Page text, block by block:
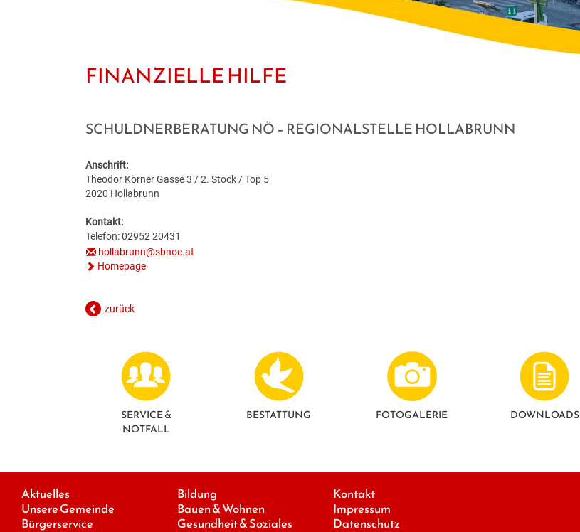
FINANZIELLE HILFE
SCHULDNERBERATUNG NÖ – REGIONALSTELLE HOLLABRUNN
Anschrift:
Theodor Körner Gasse 3 / 2. Stock / Top 5
2020 Hollabrunn
Kontakt:
Telefon: 02952 20431
hollabrunn@sbnoe.at
Homepage
zurück
SERVICE &
NOTFALL
BESTATTUNG FOTO­GALERIE DOWNLOADS
Aktuelles
Unsere Gemeinde
Bürgerservice
Bildung
Bauen & Wohnen
Gesundheit & Soziales
Kontakt
Impressum
Datenschutz